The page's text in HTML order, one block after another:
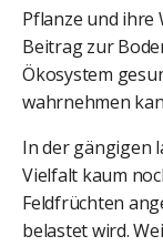
Pflanze und ihre
Beitrag zur
Ökosystem
wahrnehmen
In der gängigen
Vielfalt kaum
Feldfrüchten
belastet wird.